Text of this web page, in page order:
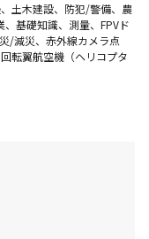
土木建設、防犯/警備、農
基礎知識、測量、FPVド
/減災、赤外線カメラ点
転翼航空機（ヘリコプタ